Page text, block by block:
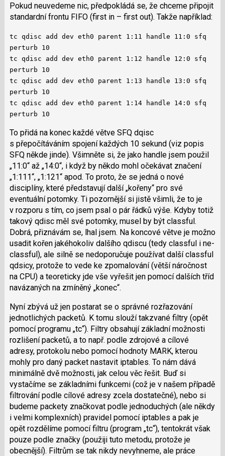
Pokud neuvedeme nic, předpokládá se, že chceme připojit
standardní frontu FIFO (first in – first out). Takže například:
tc qdisc add dev eth0 parent 1:11 handle 11:0 sfq
perturb 10
tc qdisc add dev eth0 parent 1:12 handle 12:0 sfq
perturb 10
tc qdisc add dev eth0 parent 1:13 handle 13:0 sfq
perturb 10
tc qdisc add dev eth0 parent 1:14 handle 14:0 sfq
perturb 10
To přidá na konec každé větve SFQ dqisc
s přepočítáváním spojení každých 10 sekund (viz popis
SFQ někde jinde). Všimněte si, že jako handle jsem použil
„11:0“ až „14:0“, i když by někdo mohl očekávat značení
„1:111“, „1:121“ apod. To proto, že se jedná o nové
disciplíny, které představují další „kořeny“ pro své
eventuální potomky. Ti pozornější si jistě všimli, že to je
v rozporu s tím, co jsem psal o pár řádků výše. Kdyby totiž
takový qdisc měl své potomky, musel by být classful.
Dobrá, přiznávám se, lhal jsem. Na koncové větve je možno
usadit kořen jakéhokoliv dalšího qdiscu (tedy classful i ne-
classful), ale silně se nedoporučuje používat další classful
qdsicy, protože to vede ke zpomalování (větší náročnost
na CPU) a teoreticky jde vše vyřešit jen pomocí dalších tříd
navázaných na zmíněný „konec“.
Nyní zbývá už jen postarat se o správné rozřazování
jednotlichých packetů. K tomu slouží takzvané filtry (opět
pomocí programu „tc“). Filtry obsahují základní možnosti
rozlišení packetů, a to např. podle zdrojové a cílové
adresy, protokolu nebo pomocí hodnoty MARK, kterou
mohly pro daný packet nastavit iptables. To nám dává
minimálně dvě možnosti, jak celou věc řešit. Buď si
vystačíme se základními funkcemi (což je v našem případě
filtrování podle cílové adresy zcela dostatečné), nebo si
budeme packety značkovat podle jednoduchých (ale někdy
i velmi komplexních) pravidel pomocí iptables a pak je
opět rozdělíme pomocí filtru (program „tc“), tentokrát však
pouze podle značky (použiji tuto metodu, protože je
obecnější). Filtrům se tak nikdy nevyhneme, ale práce